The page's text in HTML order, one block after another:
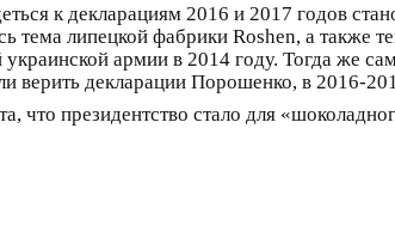
к декларациям 2016 и 2017 годов
тема липецкой фабрики Roshen, а
армии в 2014 году. Тогда же
верить декларации Порошенко, в 2016-
что президентство стало для